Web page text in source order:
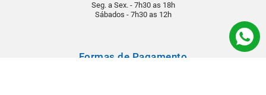
Seg. a Sex. - 7h30 as 18h
Sábados - 7h30 as 12h
Formas de Pagamento